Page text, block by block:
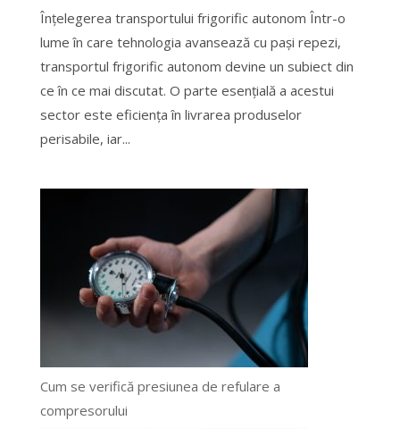
Înțelegerea transportului frigorific autonom Într-o
lume în care tehnologia avansează cu pași repezi,
transportul frigorific autonom devine un subiect din
ce în ce mai discutat. O parte esențială a acestui
sector este eficiența în livrarea produselor
perisabile, iar...
Cum se verifică presiunea de refulare a
compresorului